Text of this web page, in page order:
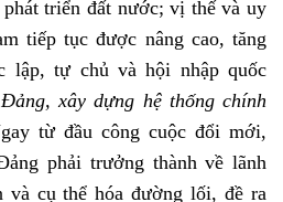
triển đất nước; vị thế và uy
tiếp tục được nâng cao, tăng
lập, tự chủ và hội nhập quốc
xây dựng hệ thống chính
từ đầu công cuộc đổi mới,
phải trưởng thành về lãnh
và cụ thể hóa đường lối, đề ra